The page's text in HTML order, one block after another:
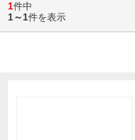
懐中電灯 オーム電機
1件中
1～1件を表示